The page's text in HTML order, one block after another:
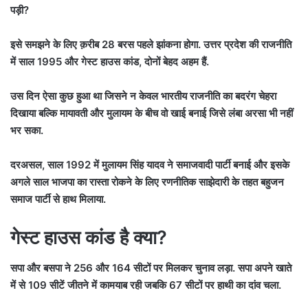
पड़ी?
इसे समझने के लिए क़रीब 28 बरस पहले झांकना होगा. उत्तर प्रदेश की राजनीति
में साल 1995 और गेस्ट हाउस कांड, दोनों बेहद अहम हैं.
उस दिन ऐसा कुछ हुआ था जिसने न केवल भारतीय राजनीति का बदरंग चेहरा
दिखाया बल्कि मायावती और मुलायम के बीच वो खाई बनाई जिसे लंबा अरसा भी नहीं
भर सका.
दरअसल, साल 1992 में मुलायम सिंह यादव ने समाजवादी पार्टी बनाई और इसके
अगले साल भाजपा का रास्ता रोकने के लिए रणनीतिक साझेदारी के तहत बहुजन
समाज पार्टी से हाथ मिलाया.
गेस्ट हाउस कांड है क्या?
सपा और बसपा ने 256 और 164 सीटों पर मिलकर चुनाव लड़ा. सपा अपने खाते
में से 109 सीटें जीतने में कामयाब रही जबकि 67 सीटों पर हाथी का दांव चला.